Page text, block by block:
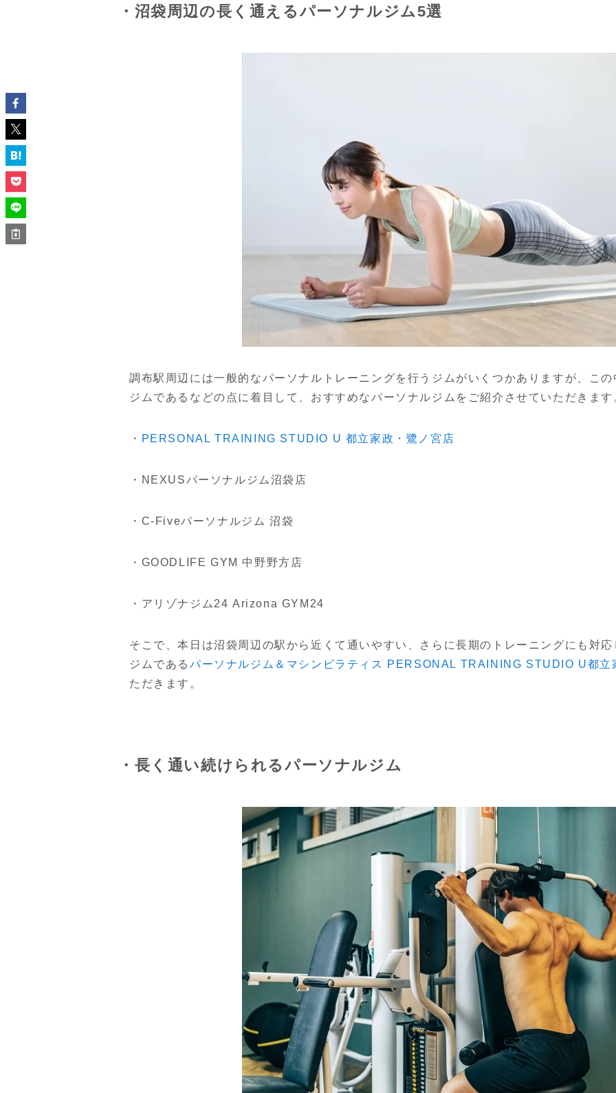
・沼袋周辺の長く通えるパーソナルジム5選
調布駅周辺には一般的なパーソナルトレーニングを行うジムがいくつかありますが、こ
ジムであるなどの点に着目して、おすすめなパーソナルジムをご紹介させていただきます
・ PERSONAL TRAINING STUDIO U 都立家政・鷺ノ宮店
・NEXUSパーソナルジム沼袋店
・C-Fiveパーソナルジム 沼袋
・GOODLIFE GYM 中野野方店
・アリゾナジム24 Arizona GYM24
そこで、本日は沼袋周辺の駅から近くて通いやすい、さらに長期のトレーニングにも対
ジムである パーソナルジム＆マシンピラティス PERSONAL TRAINING STUDIO U都立
ただきます。
・長く通い続けられるパーソナルジム